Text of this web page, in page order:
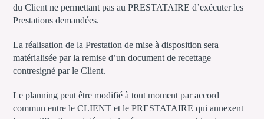
du Client ne permettant pas au PRESTATAIRE d’exécuter les
Prestations demandées.
La réalisation de la Prestation de mise à disposition sera
matérialisée par la remise d’un document de recettage
contresigné par le Client.
Le planning peut être modifié à tout moment par accord
commun entre le CLIENT et le PRESTATAIRE qui annexent